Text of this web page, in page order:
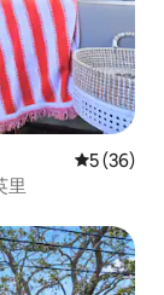
平均评分
5 (36)
里